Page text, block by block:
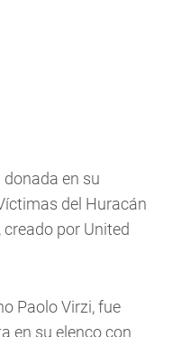
en su
del Huracán
por United
Paolo Virzi, fue
en su elenco con